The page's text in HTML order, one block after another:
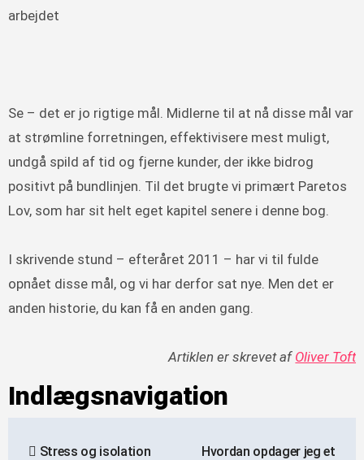
arbejdet
Se – det er jo rigtige mål. Midlerne til at nå disse mål var
at strømline forretningen, effektivisere mest muligt,
undgå spild af tid og fjerne kunder, der ikke bidrog
positivt på bundlinjen. Til det brugte vi primært Paretos
Lov, som har sit helt eget kapitel senere i denne bog.
I skrivende stund – efteråret 2011 – har vi til fulde
opnået disse mål, og vi har derfor sat nye. Men det er
anden historie, du kan få en anden gang.
Artiklen er skrevet af Oliver Toft
Indlægsnavigation
Stress og isolation
Hvordan opdager jeg et